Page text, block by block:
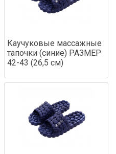
Каучуковые массажные
тапочки (синие) РАЗМЕР
42-43 (26,5 см)